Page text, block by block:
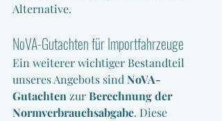
Alternative.
NoVA-Gutachten für Importfahrzeuge
Ein weiterer wichtiger Bestandteil
unseres Angebots sind NoVA-
Gutachten zur Berechnung der
Normverbrauchsabgabe. Diese